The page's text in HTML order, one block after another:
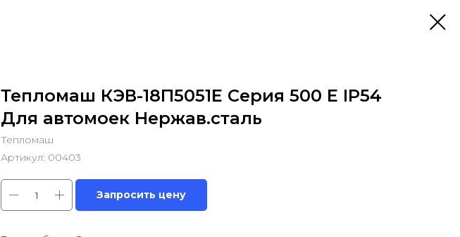
Тепломаш КЭВ-18П5051Е Серия 500 E IP54
Для автомоек Нержав.сталь
Тепломаш
Артикул: 00403
Запросить цену